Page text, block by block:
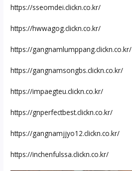
https://sseomdei.clickn.co.kr/
https://hwwagog.clickn.co.kr/
https://gangnamlumppang.clickn.co.kr/
https://gangnamsongbs.clickn.co.kr/
https://impaegteu.clickn.co.kr/
https://gnperfectbest.clickn.co.kr/
https://gangnamjjyo12.clickn.co.kr/
https://inchenfulssa.clickn.co.kr/